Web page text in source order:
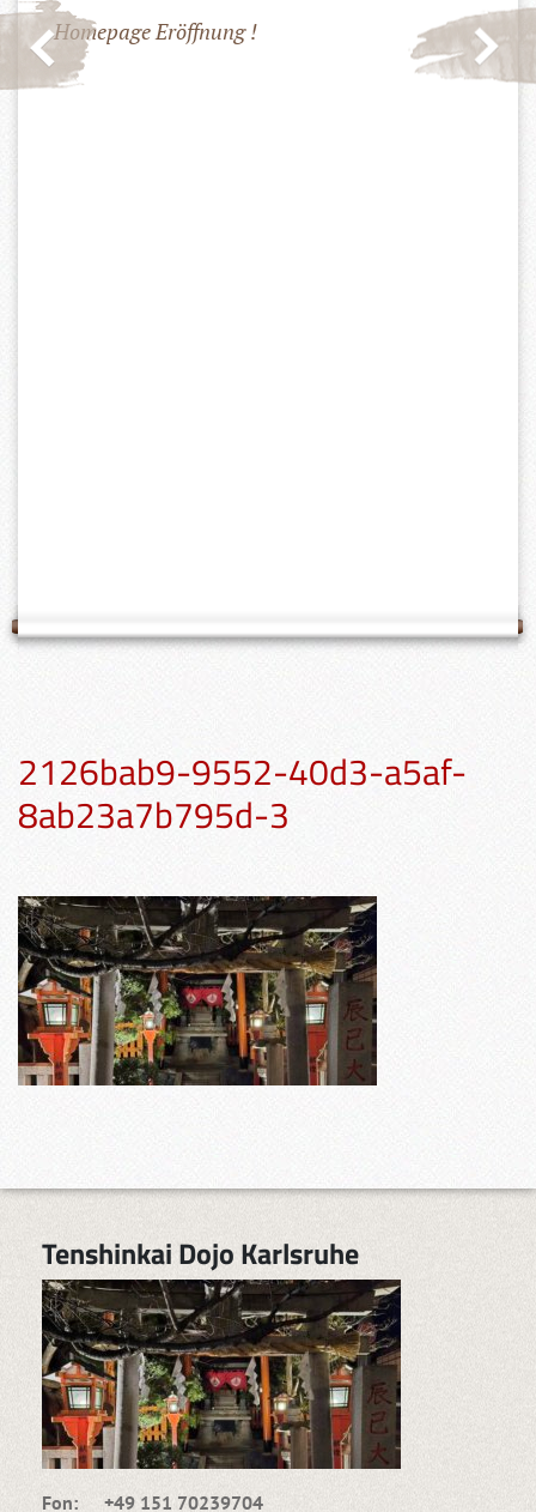
2126bab9-9552-40d3-a5af-
8ab23a7b795d-3
Homepage Eröffnung !
Tenshinkai Dojo Karlsruhe
Fon: +49 151 70239704